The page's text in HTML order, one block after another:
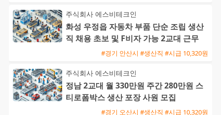
주식회사 에스비테크인
화성 우정읍 자동차 부품 단순 조립 생산
직 채용 초보 및 F비자 가능 2교대 근무
#경기 안산시 #생산직 #시급 10,320원
주식회사 에스비테크인
정남 2교대 월 330만원 주간 280만원 스
티로폼박스 생산 포장 사원 모집
#경기 오산시 #생산직 #시급 10,320원